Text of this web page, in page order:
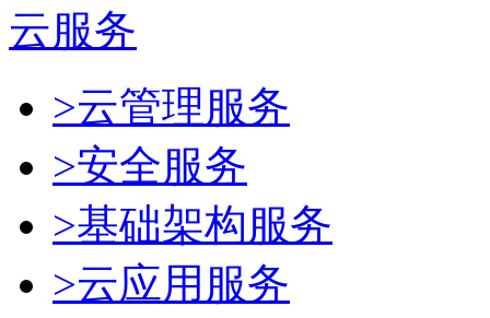
云服务
>云管理服务
>安全服务
>基础架构服务
>云应用服务